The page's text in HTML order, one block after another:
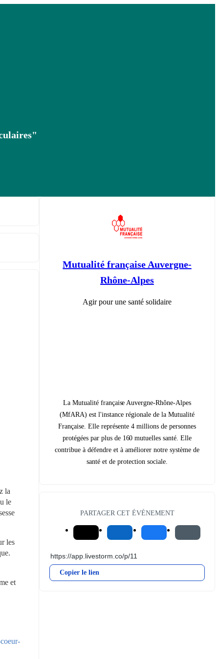
la
le
les
et
Mutualité française Auvergne-
Rhône-Alpes
Agir pour une santé solidaire
La Mutualité française Auvergne-Rhône-Alpes
(MfARA) est l'instance régionale de la Mutualité
Française. Elle représente 4 millions de personnes
protégées par plus de 160 mutuelles santé. Elle
contribue à défendre et à améliorer notre système de
santé et de protection sociale.
PARTAGER CET ÉVÉNEMENT
Copier le lien